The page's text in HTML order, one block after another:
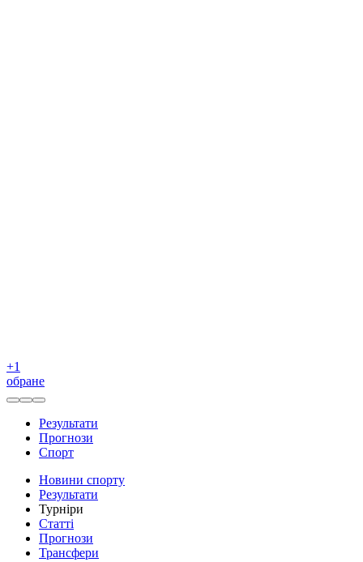
+1
обране
Результати
Прогнози
Спорт
Новини спорту
Результати
Турніри
Статті
Прогнози
Трансфери